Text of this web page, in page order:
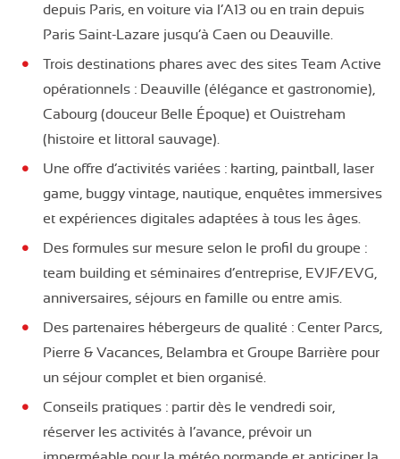
depuis Paris, en voiture via l’A13 ou en train depuis
Paris Saint-Lazare jusqu’à Caen ou Deauville.
Trois destinations phares avec des sites Team Active
opérationnels : Deauville (élégance et gastronomie),
Cabourg (douceur Belle Époque) et Ouistreham
(histoire et littoral sauvage).
Une offre d’activités variées : karting, paintball, laser
game, buggy vintage, nautique, enquêtes immersives
et expériences digitales adaptées à tous les âges.
Des formules sur mesure selon le profil du groupe :
team building et séminaires d’entreprise, EVJF/EVG,
anniversaires, séjours en famille ou entre amis.
Des partenaires hébergeurs de qualité : Center Parcs,
Pierre & Vacances, Belambra et Groupe Barrière pour
un séjour complet et bien organisé.
Conseils pratiques : partir dès le vendredi soir,
réserver les activités à l’avance, prévoir un